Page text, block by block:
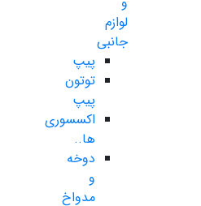
لوازم
جانبی
پیپ
توتون
پیپ
اکسسوری
ها..
دوخه
و
مدواخ